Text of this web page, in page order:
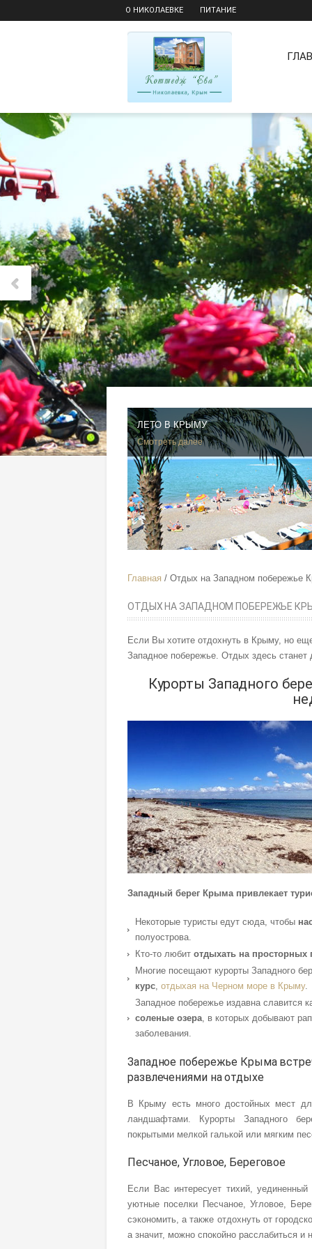
О НИКОЛАЕВКЕ ПИТАНИЕ
ЛЕТО В КРЫМУ
Смотреть далее
Главная Отдых на Западном побережье
ОТДЫХ НА ЗАПАДНОМ ПОБЕРЕЖЬЕ
Если Вы хотите отдохнуть в Крыму, но
Западное побережье. Отдых здесь
Курорты Западного
Западный берег Крыма привлекает
Некоторые туристы едут сюда, чтобы
полуострова.
Кто-то любит отдыхать на просторных
Многие посещают курорты Западного
курс отдыхая на Черном море в Крыму.
Западное побережье издавна славится
соленые озера , в которых добывают
заболевания.
Западное побережье Крыма
развлечениями на отдыхе
В Крыму есть много достойных мест
ландшафтами. Курорты Западного
покрытыми мелкой галькой или мягким
Песчаное, Угловое, Береговое
Если Вас интересует тихий,
уютные поселки Песчаное, Угловое,
сэкономить, а также отдохнуть от
а значит, можно спокойно расслабиться